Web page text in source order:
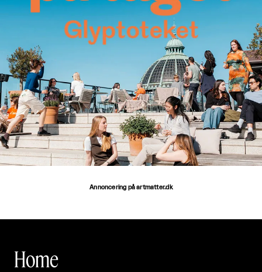
Annoncering på artmatter.dk
Home